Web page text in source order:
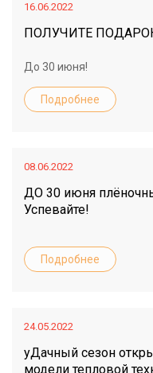
16.06.2022
ПОЛУЧИТЕ ПОДАРОК
До 30 июня!
Подробнее
08.06.2022
ДО 30 июня
Успевайте!
Подробнее
24.05.2022
уДачный сезон
модели тепловой